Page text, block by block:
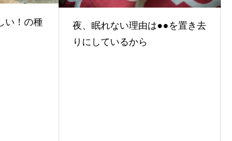
い！の種
夜、眠れない理由は●●を置き去
りにしているから